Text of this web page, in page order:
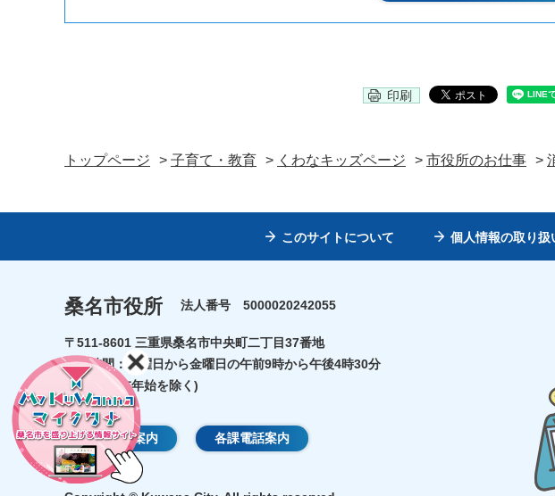
印刷
トップページ > 子育て・教育 > くわなキッズページ > 市役所のお仕事 >
このサイトについて 個人情報の取り扱
桑名市役所 法人番号 5000020242055
〒511-8601 三重県桑名市中央町二丁目37番地
開庁時間：月曜日から金曜日の午前9時から午後4時30分
(祝日・年末年始を除く)
庁舎のご案内 各課電話案内